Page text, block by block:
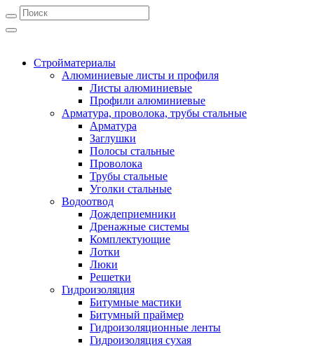
Стройматериалы
Алюминиевые листы и профиля
Листы алюминиевые
Профили алюминиевые
Арматура, проволока, трубы стальные
Арматура
Заглушки
Полосы стальные
Проволока
Трубы стальные
Уголки стальные
Водоотвод
Дождеприемники
Дренажные системы
Комплектующие
Лотки
Люки
Решетки
Гидроизоляция
Битумные мастики
Битумный праймер
Гидроизоляционные ленты
Гидроизоляция сухая